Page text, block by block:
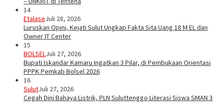
14
EtalaseJuli 28, 2026
Luruskan Opini, Kejati Sulut Ungkap Fakta Sita Uang 18 M EL dan
Owner IT Center
15
BOLSELJuli 27, 2026
Bupati Iskandar Kamaru Ingatkan 3 Pilar, di Pembukaan Orientasi
PPPK Pemkab Bolsel 2026
16
SulutJuli 27, 2026
Cegah Dini Bahaya Listrik, PLN Suluttenggo Literasi Siswa SMAN 3